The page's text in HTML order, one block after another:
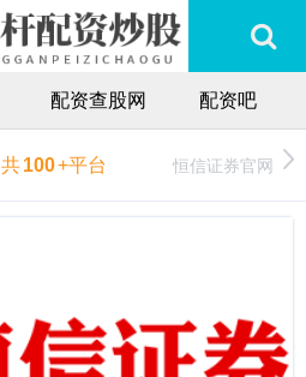
配资查股网 配资吧
共100+平台 恒信证券官网